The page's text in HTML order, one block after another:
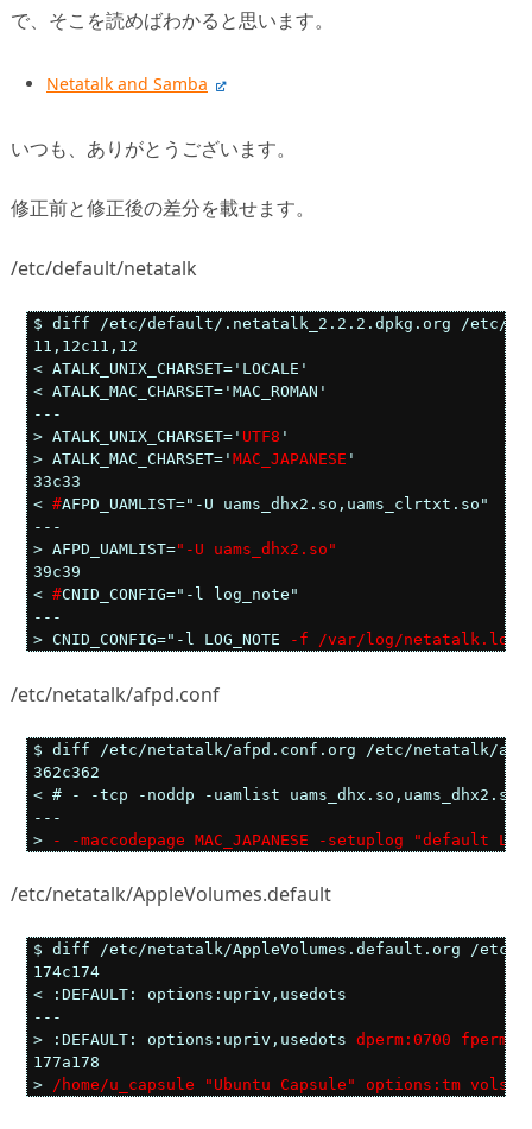
で、そこを読めばわかると思います。
Netatalk and Samba
いつも、ありがとうございます。
修正前と修正後の差分を載せます。
/etc/default/netatalk
$ diff /etc/default/.netatalk_2.2.2.dpkg.org /etc/
11,12c11,12
< ATALK_UNIX_CHARSET='LOCALE'
< ATALK_MAC_CHARSET='MAC_ROMAN'
---
> ATALK_UNIX_CHARSET=' UTF8 '
> ATALK_MAC_CHARSET=' MAC_JAPANESE '
33c33
< #AFPD_UAMLIST="-U uams_dhx2.so,uams_clrtxt.so"
---
> AFPD_UAMLIST="-U uams_dhx2.so"
39c39
< #CNID_CONFIG="-l log_note"
---
> CNID_CONFIG="-l LOG_NOTE
-f /var/log/netatalk.log
/etc/netatalk/afpd.conf
$ diff /etc/netatalk/afpd.conf.org /etc/netatalk/
362c362
< # - -tcp -noddp -uamlist uams_dhx.so,uams_dhx2.so -
---
>
- -maccodepage MAC_JAPANESE -setuplog "default
/etc/netatalk/AppleVolumes.default
$ diff /etc/netatalk/AppleVolumes.default.org /etc/
174c174
< :DEFAULT: options:upriv,usedots
---
> :DEFAULT: options:upriv,usedots dperm:0700
177a178
> /home/u_capsule "Ubuntu Capsule" options:tm